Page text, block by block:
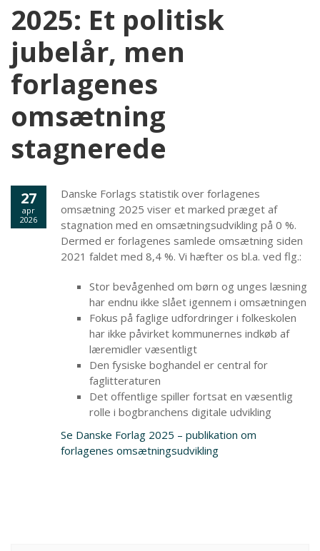
2025: Et politisk
jubelår, men
forlagenes
omsætning
stagnerede
27
apr
2026
Danske Forlags statistik over forlagenes
omsætning 2025 viser et marked præget af
stagnation med en omsætningsudvikling på 0 %.
Dermed er forlagenes samlede omsætning siden
2021 faldet med 8,4 %. Vi hæfter os bl.a. ved flg.:
Stor bevågenhed om børn og unges læsning
har endnu ikke slået igennem i omsætningen
Fokus på faglige udfordringer i folkeskolen
har ikke påvirket kommunernes indkøb af
læremidler væsentligt
Den fysiske boghandel er central for
faglitteraturen
Det offentlige spiller fortsat en væsentlig
rolle i bogbranchens digitale udvikling
Se Danske Forlag 2025 – publikation om
forlagenes omsætningsudvikling